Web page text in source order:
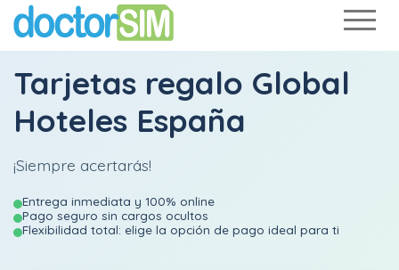
Tarjetas regalo Global
Hoteles España
¡Siempre acertarás!
Entrega inmediata y 100% online
Pago seguro sin cargos ocultos
Flexibilidad total: elige la opción de pago ideal para ti